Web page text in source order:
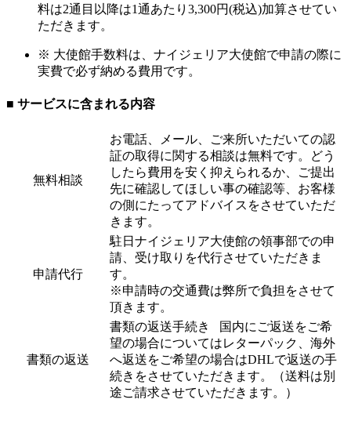
料は2通目以降は1通あたり3,300円(税込)加算させてい
ただきます。
※ 大使館手数料は、ナイジェリア大使館で申請の際に
実費で必ず納める費用です。
■ サービスに含まれる内容
無料相談
お電話、メール、ご来所いただいての認
証の取得に関する相談は無料です。どう
したら費用を安く抑えられるか、ご提出
先に確認してほしい事の確認等、お客様
の側にたってアドバイスをさせていただ
きます。
申請代行
駐日ナイジェリア大使館の領事部での申
請、受け取りを代行させていただきま
す。
※申請時の交通費は弊所で負担をさせて
頂きます。
書類の返送
書類の返送手続き 国内にご返送をご希
望の場合についてはレターパック、海外
へ返送をご希望の場合はDHLで返送の手
続きをさせていただきます。（送料は別
途ご請求させていただきます。）